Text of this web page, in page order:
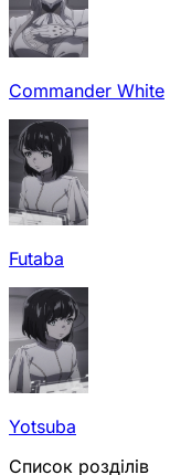
Commander White
Futaba
Yotsuba
Список розділів